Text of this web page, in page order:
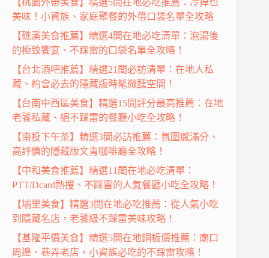
美味！小資族、家庭聚餐的外帶口袋名單全攻略
【礁溪美食推薦】精選4間在地必吃清單：泡湯後
的極致饗宴、不踩雷的口袋名單全攻略！
【台北酒吧推薦】精選21間必訪清單：在地人私
藏、約會必去的隱藏版時髦微醺空間！
【台南中西區美食】精選15間評分最高推薦：在地
老饕私藏、絕不踩雷的餐廳小吃全攻略！
【南投下午茶】精選3間必訪推薦：氛圍感滿分、
高評價的隱藏版文青咖啡廳全攻略！
【中和美食推薦】精選11間在地必吃清單：
PTT/Dcard熱搜、不踩雷的人氣餐廳小吃全攻略！
【埔里美食】精選3間在地必吃推薦：從人氣小吃
到隱藏名店，老饕級不踩雷美味攻略！
【基隆平價美食】精選5間在地銅板價推薦：廟口
周邊、巷弄老店，小資族必吃的不踩雷攻略！